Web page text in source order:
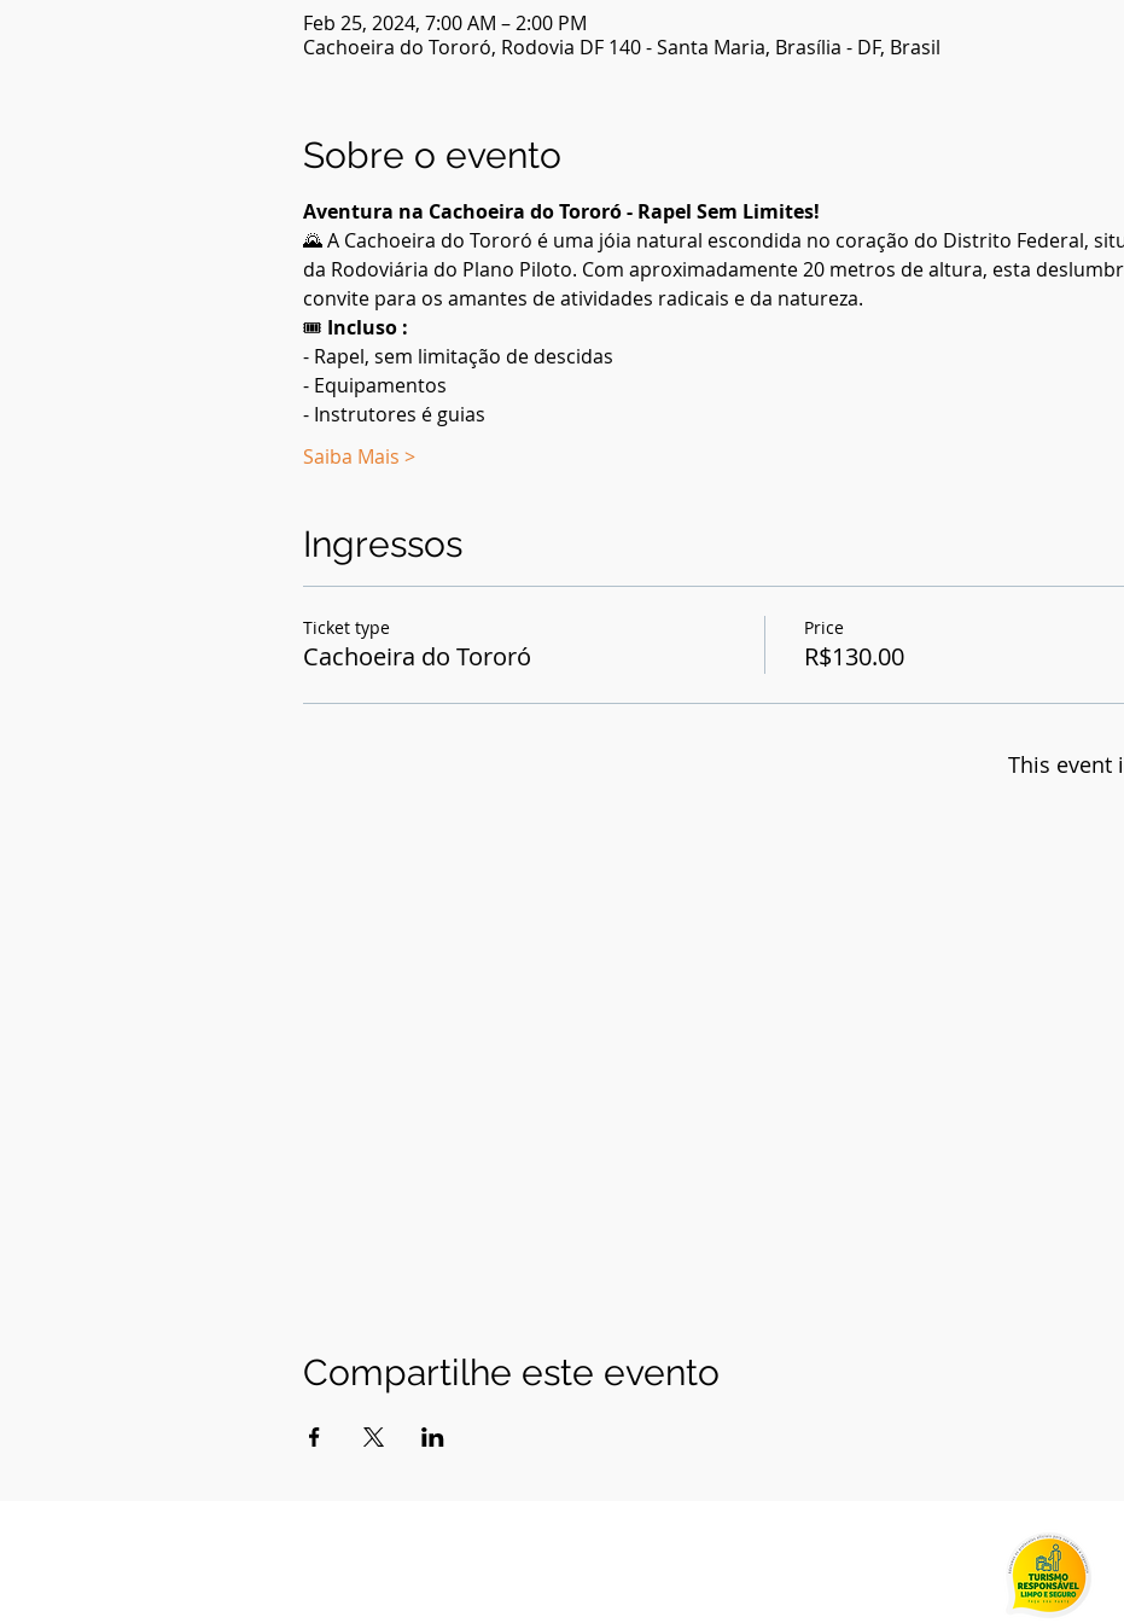
Feb 25, 2024, 7:00 AM – 2:00 PM
Cachoeira do Tororó, Rodovia DF 140 - Santa Maria, Brasília - DF, Brasil
Sobre o evento
Aventura na Cachoeira do Tororó - Rapel Sem Limites!
🌄 A Cachoeira do Tororó é uma jóia natural escondida no coração do Distrito Federal,
da Rodoviária do Plano Piloto. Com aproximadamente 20 metros de altura, esta
convite para os amantes de atividades radicais e da natureza.
🎟️ Incluso :
- Rapel, sem limitação de descidas
- Equipamentos
- Instrutores é guias
Saiba Mais >
Ingressos
Ticket type
Cachoeira do Tororó
Price
R$130.00
This event
Compartilhe este evento